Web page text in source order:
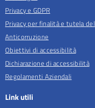
Privacy e GDPR
Privacy per finalità e tutela
Anticorruzione
Obiettivi di accessibilità
Dichiarazione di accessibilità
Regolamenti Aziendali
Link utili